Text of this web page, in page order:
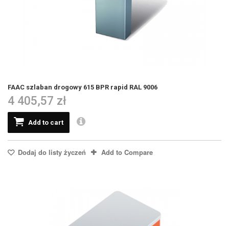
FAAC szlaban drogowy 615 BPR rapid RAL 9006
4 405,57 zł
Add to cart
Dodaj do listy życzeń Add to Compare